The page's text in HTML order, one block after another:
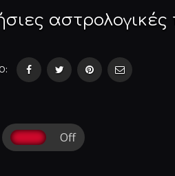
αστρολογικές